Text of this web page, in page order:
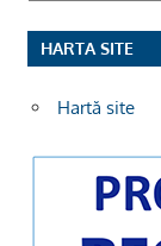
HARTA SITE
Hartă site